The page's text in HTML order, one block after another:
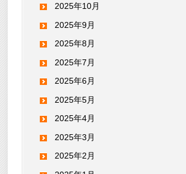
2025年10月
2025年9月
2025年8月
2025年7月
2025年6月
2025年5月
2025年4月
2025年3月
2025年2月